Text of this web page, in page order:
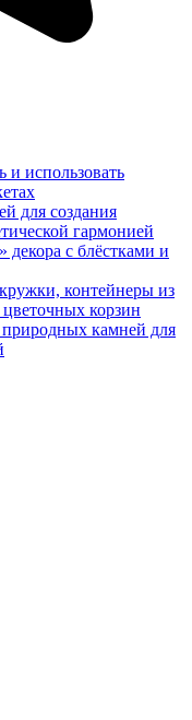
и использовать
для создания
гармонией
декора с блёстками и
контейнеры из
корзин
камней для